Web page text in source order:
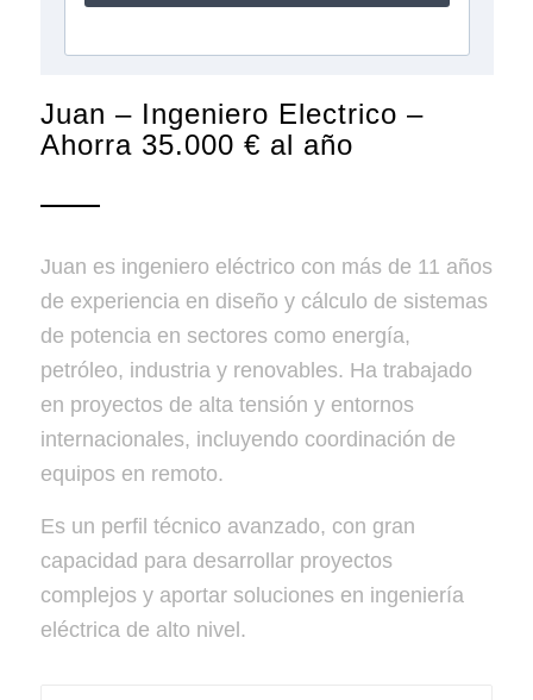
Juan – Ingeniero Electrico –
Ahorra 35.000 € al año
Juan es ingeniero eléctrico con más de 11 años
de experiencia en diseño y cálculo de sistemas
de potencia en sectores como energía,
petróleo, industria y renovables. Ha trabajado
en proyectos de alta tensión y entornos
internacionales, incluyendo coordinación de
equipos en remoto.
Es un perfil técnico avanzado, con gran
capacidad para desarrollar proyectos
complejos y aportar soluciones en ingeniería
eléctrica de alto nivel.